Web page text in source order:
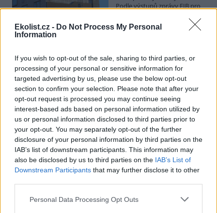
Ekolist.cz - Do Not Process My Personal
Information
If you wish to opt-out of the sale, sharing to third parties, or
processing of your personal or sensitive information for
targeted advertising by us, please use the below opt-out
section to confirm your selection. Please note that after your
opt-out request is processed you may continue seeing
interest-based ads based on personal information utilized by
us or personal information disclosed to third parties prior to
your opt-out. You may separately opt-out of the further
disclosure of your personal information by third parties on the
IAB’s list of downstream participants. This information may
also be disclosed by us to third parties on the IAB’s List of
Downstream Participants that may further disclose it to other
Personal Data Processing Opt Outs
Podle výstupů zprávy EIB pro
se to týká přibližně 1,1 milionu lidí, tedy zhruba 40 % osob žijících v
nájmu. K řešení krize dostupnosti bydlení je kromě nové výstavby
centrech obcí, a zároveň snižovat jeho dlouhodobé provozní
náklady. Desetina českých domácností totiž vydává na bydlení více
než 40 % svých příjmů.
Greenpeace: Podpora moratoria na hlubokomořskou
těžbu vzrostla na 46 států. ČR mezi nimi zatím chybí
4.8.2026
Diskuse: 3
Přes víkend skončilo 31. Valné
shromáždění Mezinárodního
úřadu pro mořské dno (ISA),
kde měla své zastoupení i
Česká republika. Zasedání
skončilo zklamáním, protože se vládám členských států nepodařilo
nebudou tolerovány.